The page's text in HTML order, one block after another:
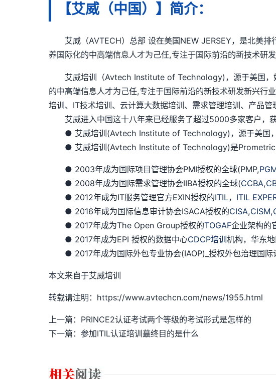
【艾威（中国）】简介：
艾威（AVTECH）总部 设在美国NEW JERSEY，是北美排
养国际化的中高端信息人才为己任,专注于国际前沿的新技术研
艾威培训（Avtech Institute of Technology)，源于美国，
的中高端信息人才为己任,专注于国际前沿的新技术研发新兴行
培训、IT技术培训、云计算大数据培训、需求管理培训、产品
艾威进入中国这十八年来已经服务了超过5000多家客户，
● 艾威培训(Avtech Institute of Technology)，源于美国
● 艾威培训(Avtech Institute of Technology)是Prometric
● 2003年成为国际项目管理协会PMI授权的全球(PMP,
● 2008年成为国际需求管理协会IIBA授权的全球(CCBA,
● 2012年成为IT服务管理官方EXIN授权的ITIL， ITIL
● 2016年成为国际信息审计协会ISACA授权的CISA,CISM,
● 2017年成为The Open Group授权的TOGAF企业架构的
● 2017年成为EPI 授权的数据中心CDCP培训机构，华东
● 2017年成为国际外包专业协会(IAOP)_授权外包治理国际
本文来自于艾威培训
转载请注明：https://www.avtechcn.com/news/1955.html
上一篇：PRINCE2认证考试两个等级的考试形式是怎样的
下一篇：参加ITIL认证培训蕞终目的是什么